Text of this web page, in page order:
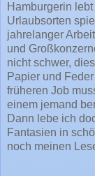
Hamburgerin
Urlaubsorten
jahrelanger
und
nicht schwer,
Papier und
früheren Job
einem jemand
Dann lebe ich
Fantasien in
noch meinen